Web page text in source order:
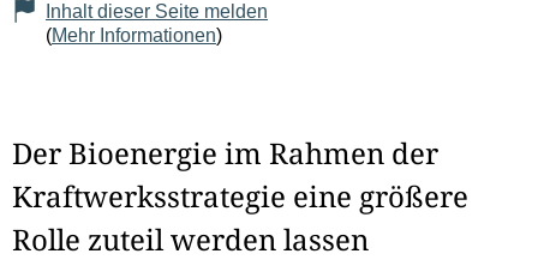
Inhalt dieser Seite melden
(Mehr Informationen)
Der Bioenergie im Rahmen der
Kraftwerksstrategie eine größere
Rolle zuteil werden lassen